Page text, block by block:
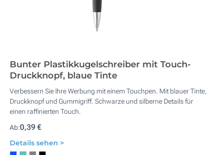
Bunter Plastikkugelschreiber mit Touch-
Druckknopf, blaue Tinte
Verbessern Sie Ihre Werbung mit einem Touchpen. Mit blauer Tinte,
Druckknopf und Gummigriff. Schwarze und silberne Details für
einen raffinierten Touch.
Ab:0,39 €
Details sehen >